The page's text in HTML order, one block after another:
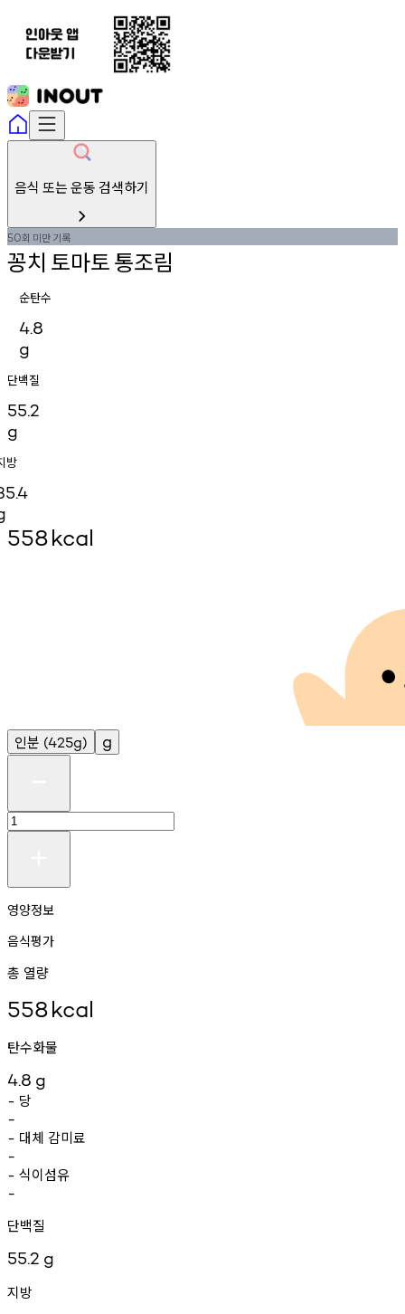
음식 또는 운동 검색하기
50회 미만기록
꽁치 토마토통조림
순탄수
4.8
g
단백질
55.2
g
방
558kcal
인분 (425g) g
영양정보
음식평가
총 열량
558kcal
탄수화물
4.8 g
- 당
-
- 대체 감미료
-
- 식이섬유
-
단백질
55.2 g
지방